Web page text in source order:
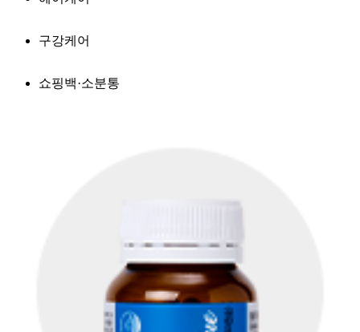
구강케어
쇼핑백·소분통